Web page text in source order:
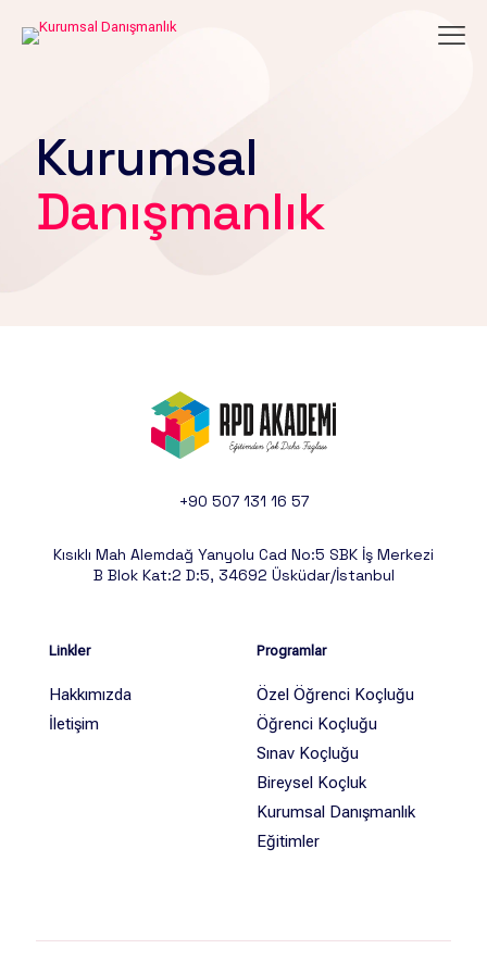
Kurumsal
Danışmanlık
+90 507 131 16 57
Kısıklı Mah Alemdağ Yanyolu Cad No:5 SBK İş Merkezi
B Blok Kat:2 D:5, 34692 Üsküdar/İstanbul
Linkler
Hakkımızda
İletişim
Programlar
Özel Öğrenci Koçluğu
Öğrenci Koçluğu
Sınav Koçluğu
Bireysel Koçluk
Kurumsal Danışmanlık
Eğitimler